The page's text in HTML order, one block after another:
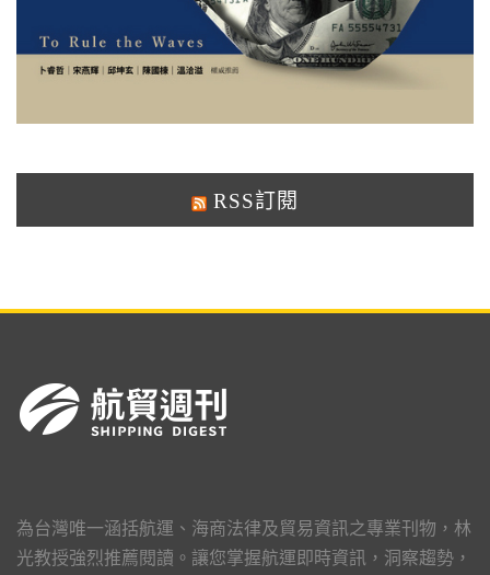
RSS訂閱
為台灣唯一涵括航運、海商法律及貿易資訊之專業刊物，林
光教授強烈推薦閱讀。讓您掌握航運即時資訊，洞察趨勢，